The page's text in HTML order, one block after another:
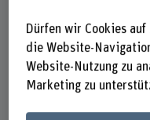
Anmeldefrist
3 Wochen vor Start, bei
Anmeldung möglich
4 ECTS-Credits mit
Dürfen wir Cookies
die Website-
Website-Nutzung zu
Marketing zu